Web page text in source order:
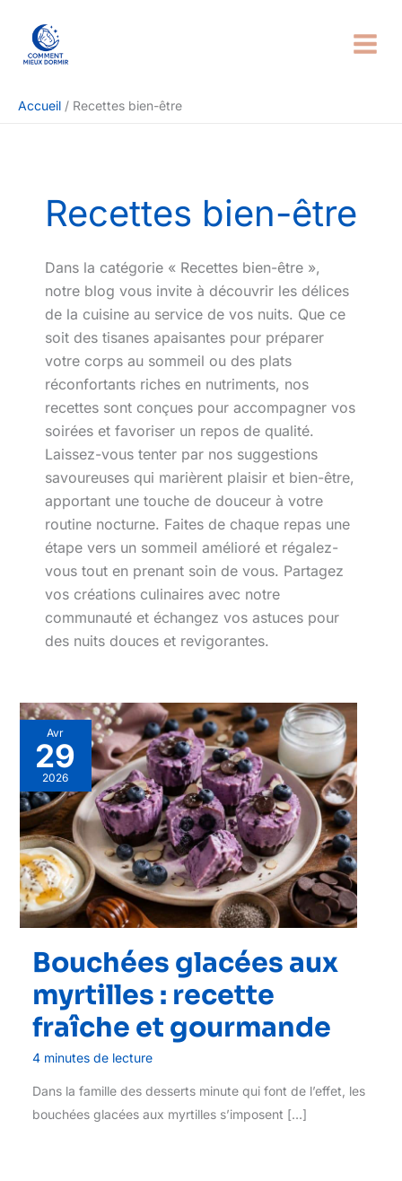
contenu
Accueil Recettes bien-être
Recettes bien-être
Dans la catégorie « Recettes bien-être »,
notre blog vous invite à découvrir les délices
de la cuisine au service de vos nuits. Que ce
soit des tisanes apaisantes pour préparer
votre corps au sommeil ou des plats
réconfortants riches en nutriments, nos
recettes sont conçues pour accompagner vos
soirées et favoriser un repos de qualité.
Laissez-vous tenter par nos suggestions
savoureuses qui marièrent plaisir et bien-être,
apportant une touche de douceur à votre
routine nocturne. Faites de chaque repas une
étape vers un sommeil amélioré et régalez-
vous tout en prenant soin de vous. Partagez
vos créations culinaires avec notre
communauté et échangez vos astuces pour
des nuits douces et revigorantes.
Avr
29
2026
Bouchées glacées aux
myrtilles : recette
fraîche et gourmande
4 minutes de lecture
Dans la famille des desserts minute qui font de l’effet, les
bouchées glacées aux myrtilles s’imposent […]